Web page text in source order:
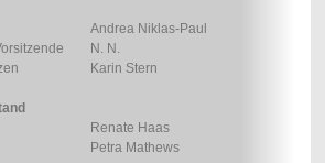
Andrea Niklas-Paul
N. N.
Karin Stern
Renate Haas
Petra Mathews